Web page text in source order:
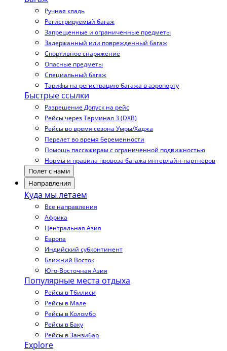
Ручная кладь
Регистрируемый багаж
Запрещенные и ограниченные предметы
Задержанный или поврежденный багаж
Спортивное снаряжение
Опасные предметы
Специальный багаж
Тарифы на регистрацию багажа в аэропорту
Быстрые ссылки
Разрешение Допуск на рейс
Рейсы через Терминал 3 (DXB)
Рейсы во время сезона Умры/Хаджа
Перелет во время беременности
Помощь пассажирам с ограниченной подвижностью
Нормы и правила провоза багажа интерлайн-партнеров
Полет с нами
Направления
Куда мы летаем
Все направления
Африка
Центральная Азия
Европа
Индийский субконтинент
Ближний Восток
Юго-Восточная Азия
Популярные места отдыха
Рейсы в Тбилиси
Рейсы в Мале
Рейсы в Коломбо
Рейсы в Баку
Рейсы в Занзибар
Explore